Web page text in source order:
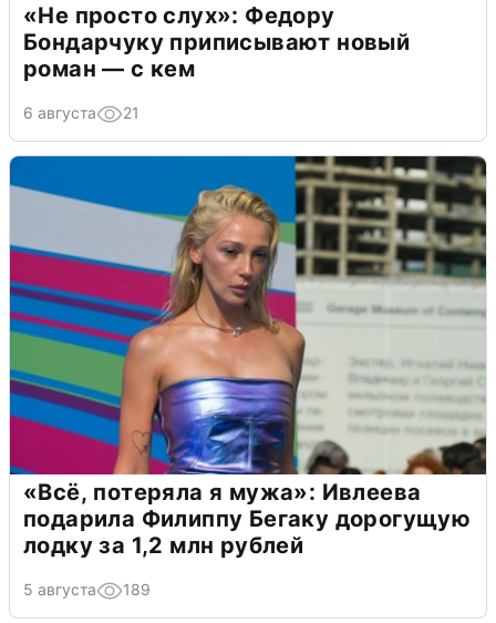
«Не просто слух»: Федору
Бондарчуку приписывают новый
роман — с кем
6 августа 21
«Всё, потеряла я мужа»: Ивлеева
подарила Филиппу Бегаку дорогущую
лодку за 1,2 млн рублей
5 августа 189